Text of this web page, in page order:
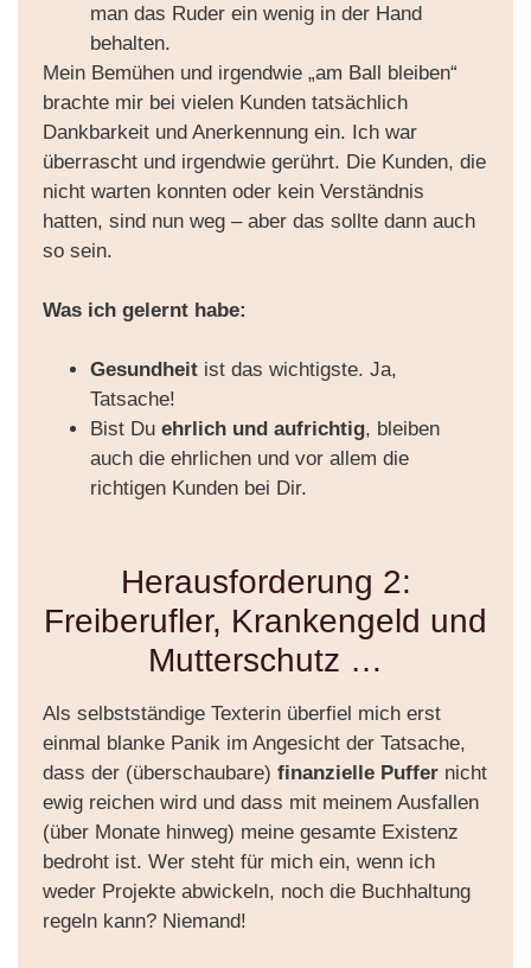
man das Ruder ein wenig in der Hand
behalten.
Mein Bemühen und irgendwie „am Ball bleiben“
brachte mir bei vielen Kunden tatsächlich
Dankbarkeit und Anerkennung ein. Ich war
überrascht und irgendwie gerührt. Die Kunden, die
nicht warten konnten oder kein Verständnis
hatten, sind nun weg – aber das sollte dann auch
so sein.
Was ich gelernt habe:
Gesundheit ist das wichtigste. Ja,
Tatsache!
Bist Duehrlich und aufrichtig, bleiben
auch die ehrlichen und vor allem die
richtigen Kunden bei Dir.
Herausforderung 2:
Freiberufler, Krankengeld und
Mutterschutz …
Als selbstständige Texterin überfiel mich erst
einmal blanke Panik im Angesicht der Tatsache,
dass der (überschaubare)finanzielle Puffer nicht
ewig reichen wird und dass mit meinem Ausfallen
(über Monate hinweg) meine gesamte Existenz
bedroht ist. Wer steht für mich ein, wenn ich
weder Projekte abwickeln, noch die Buchhaltung
regeln kann? Niemand!